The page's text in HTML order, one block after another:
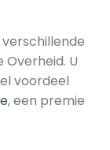
U
voordeel
, een premie